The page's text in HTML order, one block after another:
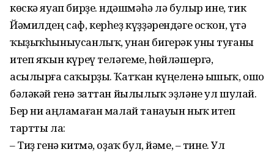
көскә яуап бирҙе. Өндәшмәһә лә булыр ине, тик
Йәмилдең саф, керһеҙ күҙҙәрендәге осҡон, үтә
ҡыҙыҡһыныусанлыҡ, унан бигерәк уны туғаны
итеп яҡын күреү теләгеме, һөйләшергә,
асылырға саҡырҙы. Ҡатҡан күңеленә ышыҡ, ошо
бәләкәй генә заттан йылылыҡ эҙләне ул шулай.
Бер ни аңламаған малай танауын ныҡ итеп
тартты ла:
– Тиҙ генә китмә, оҙаҡ бул, йәме, – тине. Ул